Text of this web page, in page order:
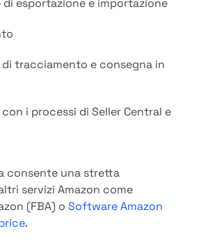
di esportazione e importazione
tracciamento e consegna in
i processi di Seller Central e
consente una stretta
servizi Amazon come
(FBA) oSoftware Amazon
.